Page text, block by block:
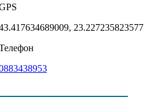
23.227235823577